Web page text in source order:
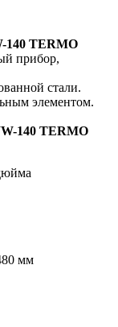
140 TERMO
прибор,
стали.
элементом.
140 TERMO
мм